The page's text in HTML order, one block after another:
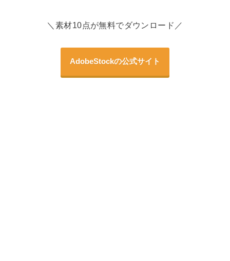
＼素材10点が無料でダウンロード／
AdobeStockの公式サイト